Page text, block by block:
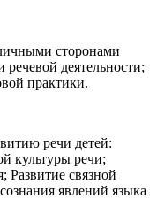
сторонами
деятельности;
практики.
речи детей:
культуры речи;
Развитие связной
явлений языка